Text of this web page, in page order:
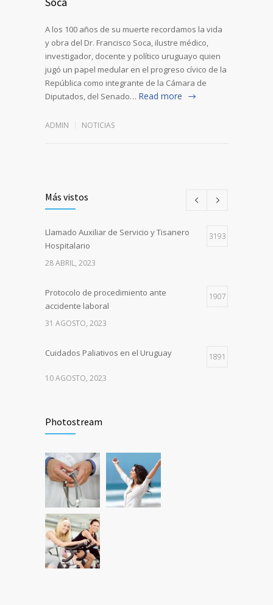
A los 100 años de su muerte recordamos la vida
y obra del Dr. Francisco Soca, ilustre médico,
investigador, docente y político uruguayo quien
jugó un papel medular en el progreso cívico de la
República como integrante de la Cámara de
Diputados, del Senado… Read more
ADMIN NOTICIAS
Más vistos
Llamado Auxiliar de Servicio y Tisanero
Hospitalario
3193
28 ABRIL, 2023
Protocolo de procedimiento ante
accidente laboral
1907
31 AGOSTO, 2023
Cuidados Paliativos en el Uruguay 1891
10 AGOSTO, 2023
17 JUNIO, 2023
Llamado para auxiliar de enfermería en
Nefrología y Hemodiálisis Crónicos.
5 JULIO, 2024
Photostream